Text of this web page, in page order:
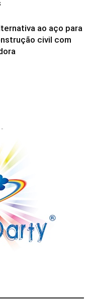
ao aço para
civil com
-